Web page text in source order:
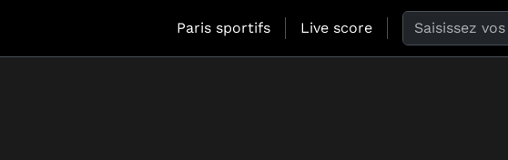
Paris sportifs Live score Search the